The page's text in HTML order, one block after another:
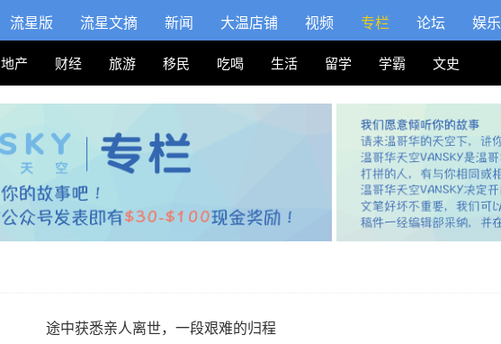
流星版 流星文摘 新闻 大温店铺 视频 专栏 论坛 娱乐
地产 财经 旅游 移民 吃喝 生活 留学 学霸 文史
途中获悉亲人离世，一段艰难的归程